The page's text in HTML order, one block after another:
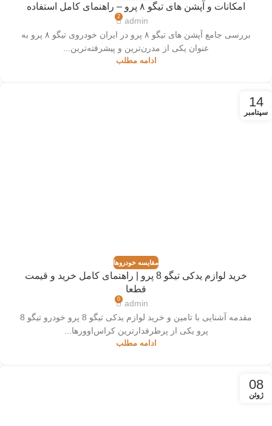
امکانات و آپشن‌ های تیگو ۸ پرو – راهنمای کامل استفاده
admin
2
بررسی جامع آپشن‌ های تیگو ۸ پرو در ایران خودروی تیگو ۸ پرو به
عنوان یکی از مدرن‌ترین و پیشرفته‌ترین...
ادامه مطلب
14
سپتامبر
مقایسه خودروها
خرید لوازم یدکی تیگو 8 پرو | راهنمای کامل خرید و قیمت
قطعا
admin
0
مقدمه آشنایی با تامین و خرید لوازم یدکی تیگو 8 پرو خودرو تیگو 8
پرو یکی از پرطرفدارترین کراس‌اوورها...
ادامه مطلب
08
ژوئن